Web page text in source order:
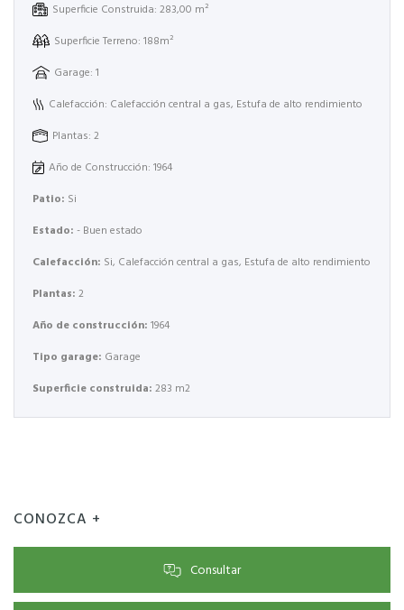
Superficie Construida: 283,00 m²
Superficie Terreno: 188m²
Garage: 1
Calefacción: Calefacción central a gas, Estufa de alto rendimiento
Plantas: 2
Año de Construcción: 1964
Patio: Si
Estado: - Buen estado
Calefacción: Si, Calefacción central a gas, Estufa de alto rendimiento
Plantas: 2
Año de construcción: 1964
Tipo garage: Garage
Superficie construida: 283 m2
CONOZCA +
Consultar